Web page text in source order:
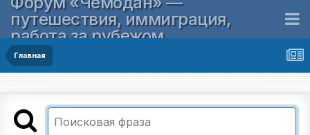
путешествия, иммиграция,
работа за рубежом
Главная